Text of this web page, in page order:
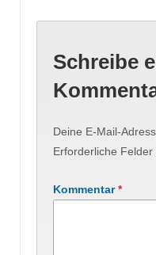
Schreibe
Deine E-Mail-
Erforderliche Felder
Kommentar*